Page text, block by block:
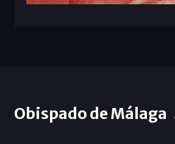
Obispado de Málaga